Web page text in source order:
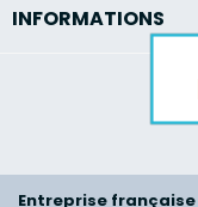
INFORMATIONS
Entreprise française